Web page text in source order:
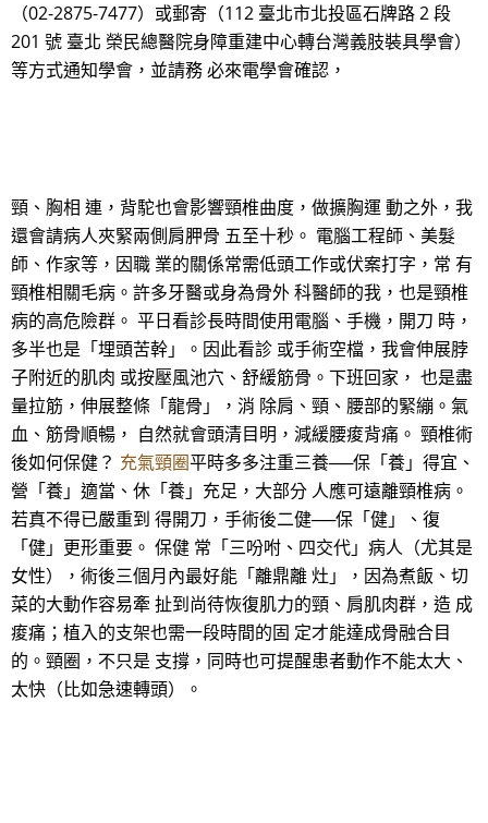
（02-2875-7477）或郵寄（112 臺北市北投區石牌路 2 段
201 號 臺北 榮民總醫院身障重建中心轉台灣義肢裝具學會）
等方式通知學會，並請務 必來電學會確認，
頸、胸相 連，背駝也會影響頸椎曲度，做擴胸運 動之外，我
還會請病人夾緊兩側肩胛骨 五至十秒。 電腦工程師、美髮
師、作家等，因職 業的關係常需低頭工作或伏案打字，常 有
頸椎相關毛病。許多牙醫或身為骨外 科醫師的我，也是頸椎
病的高危險群。 平日看診長時間使用電腦、手機，開刀 時，
多半也是「埋頭苦幹」。因此看診 或手術空檔，我會伸展脖
子附近的肌肉 或按壓風池穴、舒緩筋骨。下班回家， 也是盡
量拉筋，伸展整條「龍骨」，消 除肩、頸、腰部的緊繃。氣
血、筋骨順暢， 自然就會頭清目明，減緩腰痠背痛。 頸椎術
後如何保健？ 充氣頸圈平時多多注重三養──保「養」得宜、
營「養」適當、休「養」充足，大部分 人應可遠離頸椎病。
若真不得已嚴重到 得開刀，手術後二健──保「健」、復
「健」更形重要。 保健 常「三吩咐、四交代」病人（尤其是
女性），術後三個月內最好能「離鼎離 灶」，因為煮飯、切
菜的大動作容易牽 扯到尚待恢復肌力的頸、肩肌肉群，造 成
痠痛；植入的支架也需一段時間的固 定才能達成骨融合目
的。頸圈，不只是 支撐，同時也可提醒患者動作不能太大、
太快（比如急速轉頭）。